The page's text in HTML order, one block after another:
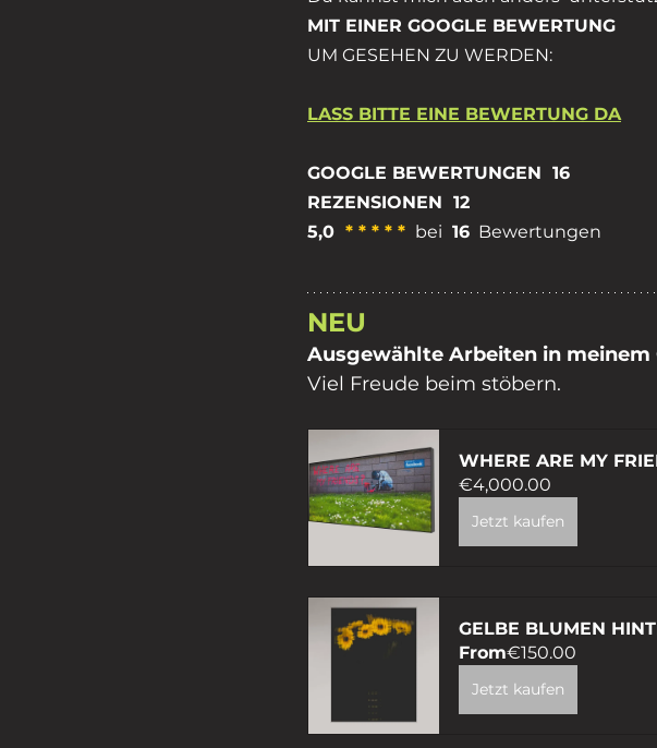
MIT EINER GOOGLE BEWERTUNG
UM GESEHEN ZU WERDEN:
LASS BITTE EINE BEWERTUNG DA
GOOGLE BEWERTUNGEN  16
REZENSIONEN  12
5,0 * * * * * bei 16
  Bewertungen
NEU
Ausgewählte Arbeiten in meinem
Viel Freude beim stöbern.
WHERE ARE MY
€4,000.00
Jetzt kaufen
GELBE BLUMEN
From€150.00
Jetzt kaufen